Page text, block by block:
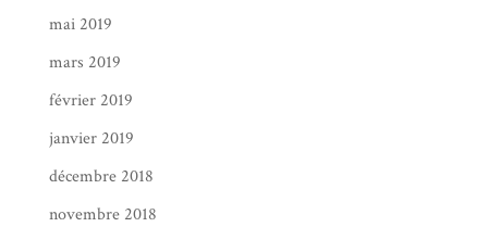
mai 2019
mars 2019
février 2019
janvier 2019
décembre 2018
novembre 2018